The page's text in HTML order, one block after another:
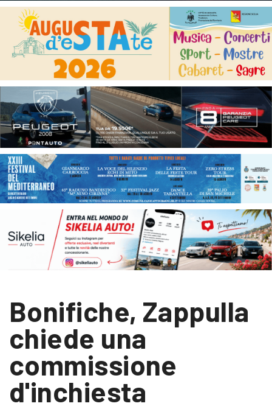
Bonifiche, Zappulla
chiede una
commissione
d'inchiesta